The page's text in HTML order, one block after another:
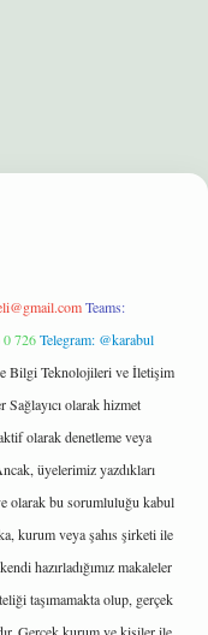
Teams:
0 726Telegram: @karabul
Bilgi Teknolojileri ve İletişim
olarak hizmet
olarak denetleme veya
üyelerimiz yazdıkları
olarak bu sorumluluğu kabul
kurum veya şahıs şirketi ile
hazırladığımız makaleler
taşımamakta olup, gerçek